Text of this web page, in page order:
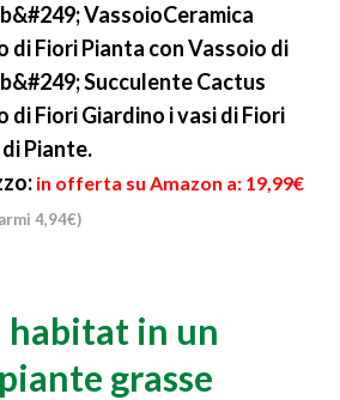
VassoioCeramica
di Fiori Pianta con Vassoio di
Succulente Cactus
di Fiori Giardino i vasi di Fiori
Piante.
in offerta su Amazon a: 19,99€
4,94€)
habitat in un
grasse